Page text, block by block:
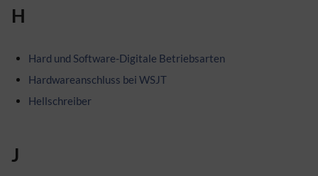
H
Hard und Software-Digitale Betriebsarten
Hardwareanschluss bei WSJT
Hellschreiber
J